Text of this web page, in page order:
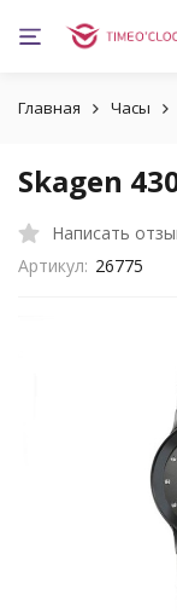
Главная Часы
Skagen
Написать
Артикул: 26775